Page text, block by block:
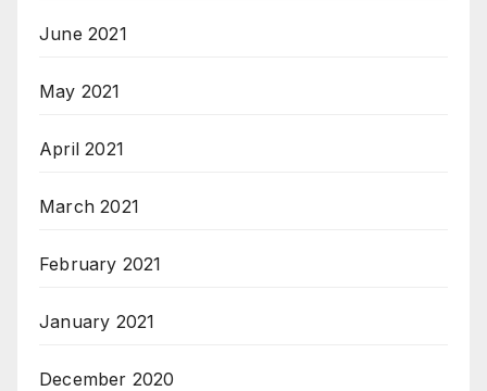
June 2021
May 2021
April 2021
March 2021
February 2021
January 2021
December 2020